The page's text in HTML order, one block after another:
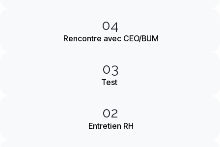
04
Rencontre avec CEO/BUM
03
Test
02
Entretien RH